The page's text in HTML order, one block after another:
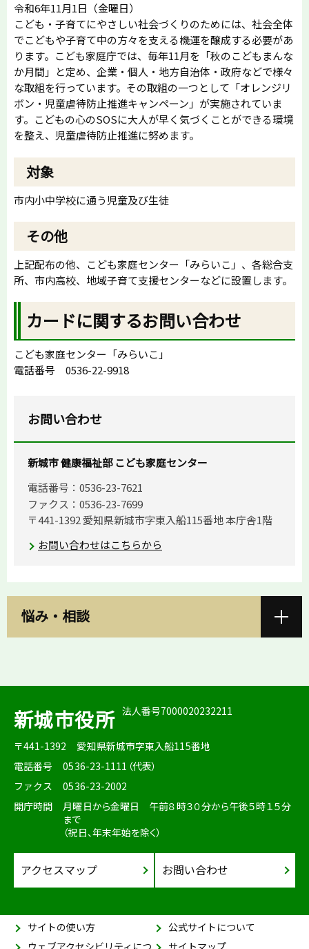
令和6年11月1日（金曜日）
こども・子育てにやさしい社会づくりのためには、社会全体
でこどもや子育て中の方々を支える機運を醸成する必要があ
ります。こども家庭庁では、毎年11月を「秋のこどもまんな
か月間」と定め、企業・個人・地方自治体・政府などで様々
な取組を行っています。その取組の一つとして「オレンジリ
ボン・児童虐待防止推進キャンペーン」が実施されていま
す。こどもの心のSOSに大人が早く気づくことができる環境
を整え、児童虐待防止推進に努めます。
対象
市内小中学校に通う児童及び生徒
その他
上記配布の他、こども家庭センター「みらいこ」、各総合支
所、市内高校、地域子育て支援センターなどに設置します。
カードに関するお問い合わせ
こども家庭センター「みらいこ」
電話番号 0536-22-9918
お問い合わせ
新城市 健康福祉部 こども家庭センター
電話番号：0536-23-7621
ファクス：0536-23-7699
〒441-1392 愛知県新城市字東入船115番地 本庁舎1階
お問い合わせはこちらから
悩み・相談
新城市役所 法人番号7000020232211
〒441-1392
愛知県新城市字東入船115番地
電話番号
0536-23-1111（代表）
ファクス
0536-23-2002
開庁時間
月曜日から金曜日 午前８時３０分から午後５時１５分
まで
（祝日、年末年始を除く）
アクセスマップ お問い合わせ
サイトの使い方
公式サイトについて